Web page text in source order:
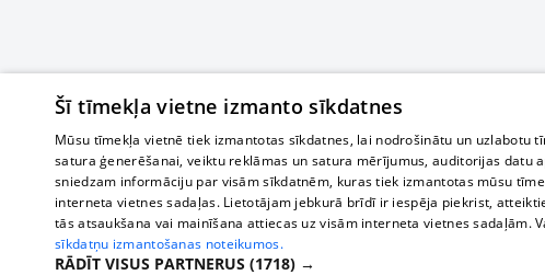
Šī tīmekļa vietne izmanto sīkdatnes
Mūsu tīmekļa vietnē tiek izmantotas sīkdatnes, lai nodrošinātu un uzlabotu
satura ģenerēšanai, veiktu reklāmas un satura mērījumus, auditorijas datu
sniedzam informāciju par visām sīkdatnēm, kuras tiek izmantotas mūsu
interneta vietnes sadaļas. Lietotājam jebkurā brīdī ir iespēja piekrist,
tās atsaukšana vai mainīšana attiecas uz visām interneta vietnes
sīkdatņu izmantošanas noteikumos.
RĀDĪT VISUS PARTNERUS (1718) →